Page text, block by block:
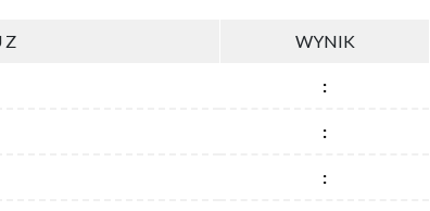
Z WYNIK
:
:
: